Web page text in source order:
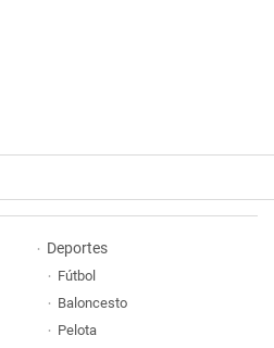
Deportes
Fútbol
Baloncesto
Pelota